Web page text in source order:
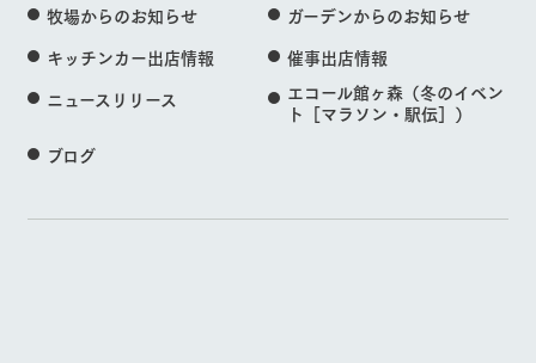
牧場からのお知らせ
ガーデンからのお知らせ
キッチンカー出店情報
催事出店情報
ニュースリリース
エコール館ヶ森（冬のイベン
ト［マラソン・駅伝］）
ブログ